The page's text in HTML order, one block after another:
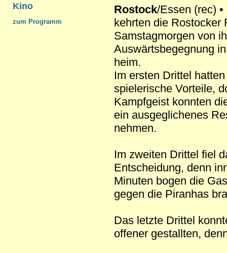
Kino
zum Programm
Rostock/Essen (rec)
kehrten die Rostocker
Samstagmorgen von
Auswärtsbegegnung
heim.
Im ersten Drittel
spielerische Vorteile,
Kampfgeist konnten
ein ausgeglichenes
nehmen.
Im zweiten Drittel fiel
Entscheidung, denn
Minuten bogen die
gegen die Piranhas
Das letzte Drittel
offener gestallten,